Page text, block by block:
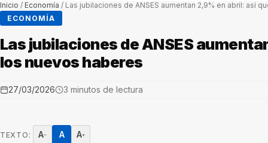
Inicio / Economía / Las jubilaciones de ANSES aumentan 2,9% en abril: así
ECONOMÍA
Las jubilaciones de ANSES
los nuevos haberes
27/03/2026 3 minutos de lectura
TEXTO: A− A A+